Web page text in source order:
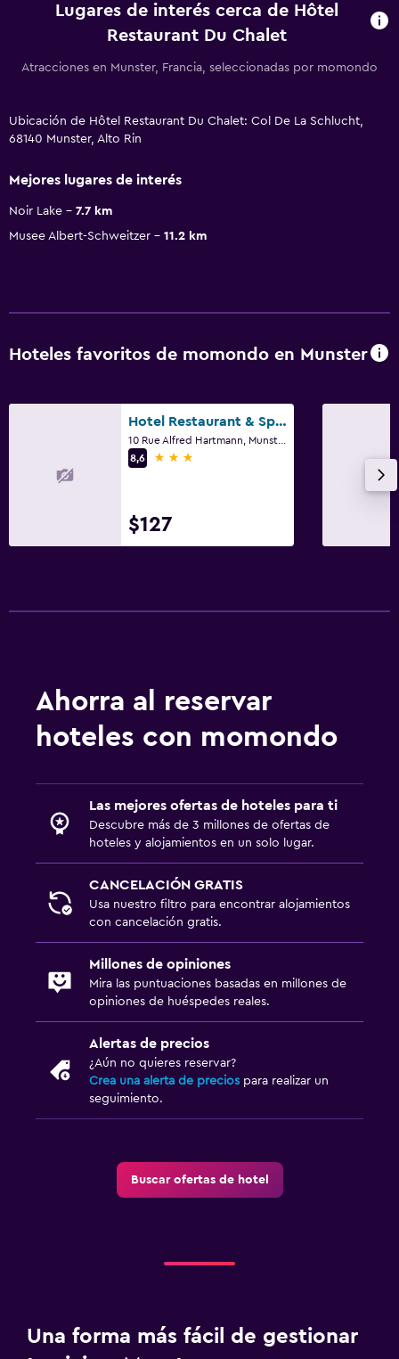
Lugares de interés cerca de Hôtel
Restaurant Du Chalet
Atracciones en Munster, Francia, seleccionadas por momondo
Ubicación de Hôtel Restaurant Du Chalet: Col De La Schlucht,
68140 Munster, Alto Rin
Mejores lugares de interés
Noir Lake
7.7 km
Musee Albert-Schweitzer
11.2 km
Hoteles favoritos de momondo en Munster
Hotel Restaurant & Spa Verte Vallée
8,6
3 estrellas
$127
Ahorra al reservar
hoteles con momondo
Las mejores ofertas de hoteles para ti
Descubre más de 3 millones de ofertas de
hoteles y alojamientos en un solo lugar.
CANCELACIÓN GRATIS
Usa nuestro filtro para encontrar alojamientos
con cancelación gratis.
Millones de opiniones
Mira las puntuaciones basadas en millones de
opiniones de huéspedes reales.
Alertas de precios
¿Aún no quieres reservar?
Crea una alerta de precios para realizar un
seguimiento.
Buscar ofertas de hotel
Una forma más fácil de gestionar